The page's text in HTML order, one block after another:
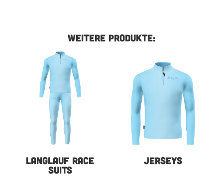
WEITERE PRODUKTE:
LANGLAUF RACE
SUITS
JERSEYS